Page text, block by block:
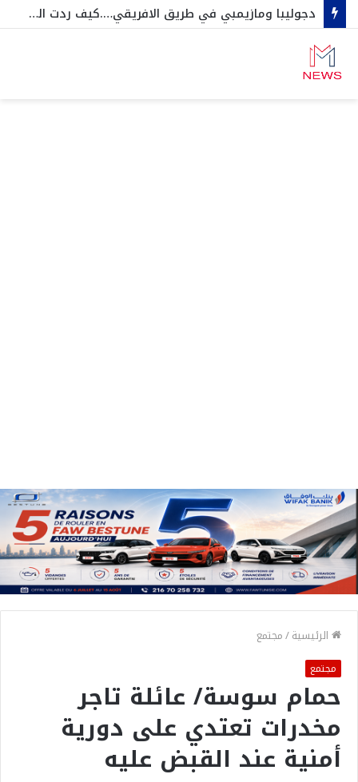
دجوليبا ومازيمبي في طريق الافريقي….كيف ردت الهيئة والإطار الفني الفعل… وتحركات عاجلة لحسم هذه الصفقات ….
الرئيسية/مجتمع
مجتمع
حمام سوسة/ عائلة تاجر
مخدرات تعتدي على دورية
أمنية عند القبض عليه